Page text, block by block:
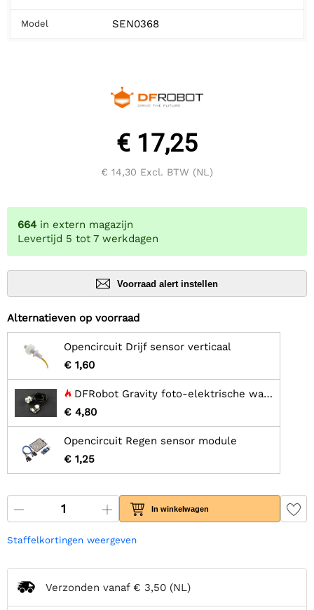
Model SEN0368
€ 17,25
€ 14,30 Excl. BTW (NL)
664 in extern magazijn
Levertijd 5 tot 7 werkdagen
Voorraad alert instellen
Alternatieven op voorraad
Opencircuit Drijf sensor verticaal
€ 1,60
DFRobot Gravity foto-elektrische water- / vloeistofniveausensor voor Arduino
€ 4,80
Opencircuit Regen sensor module
€ 1,25
In winkelwagen
Staffelkortingen weergeven
Verzonden vanaf € 3,50 (NL)